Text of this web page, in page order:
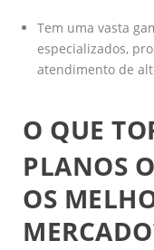
Tem uma vasta
especializados,
atendimento de
O QUE
PLANOS
OS